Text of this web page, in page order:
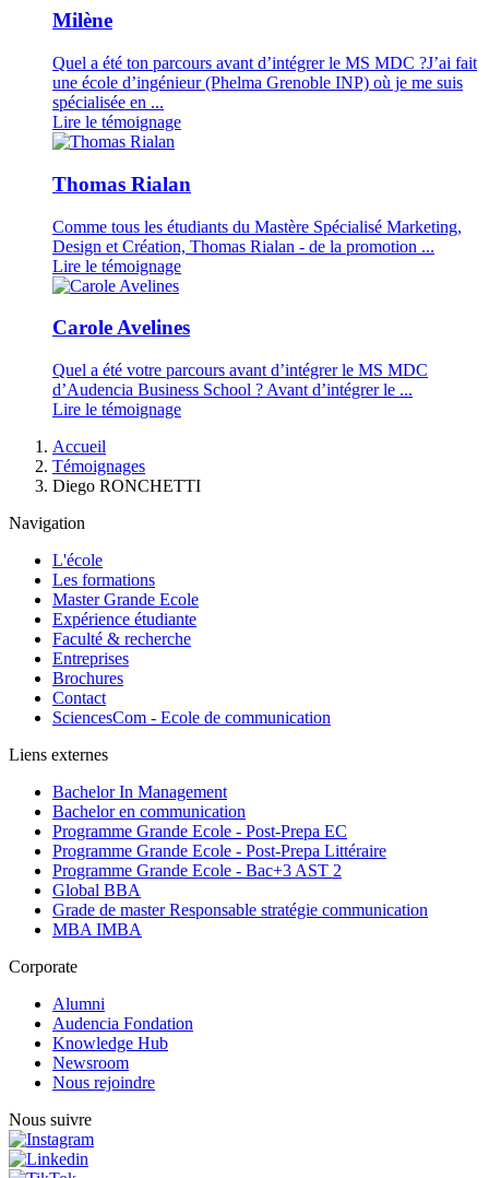
Milène
Quel a été ton parcours avant d’intégrer le MS MDC ?J’ai fait
une école d’ingénieur (Phelma Grenoble INP) où je me suis
spécialisée en ...
Lire le témoignage
Thomas Rialan
Comme tous les étudiants du Mastère Spécialisé Marketing,
Design et Création, Thomas Rialan - de la promotion ...
Lire le témoignage
Carole Avelines
Quel a été votre parcours avant d’intégrer le MS MDC
d’Audencia Business School ? Avant d’intégrer le ...
Lire le témoignage
d'Ariane
Accueil
Témoignages
Diego RONCHETTI
Navigation
L'école
Les formations
Master Grande Ecole
Expérience étudiante
Faculté & recherche
Entreprises
Brochures
Contact
SciencesCom - Ecole de communication
Liens externes
Bachelor In Management
Bachelor en communication
Programme Grande Ecole - Post-Prepa EC
Programme Grande Ecole - Post-Prepa Littéraire
Programme Grande Ecole - Bac+3 AST 2
Global BBA
Grade de master Responsable stratégie communication
MBA IMBA
Corporate
Alumni
Audencia Fondation
Knowledge Hub
Newsroom
Nous rejoindre
Nous suivre